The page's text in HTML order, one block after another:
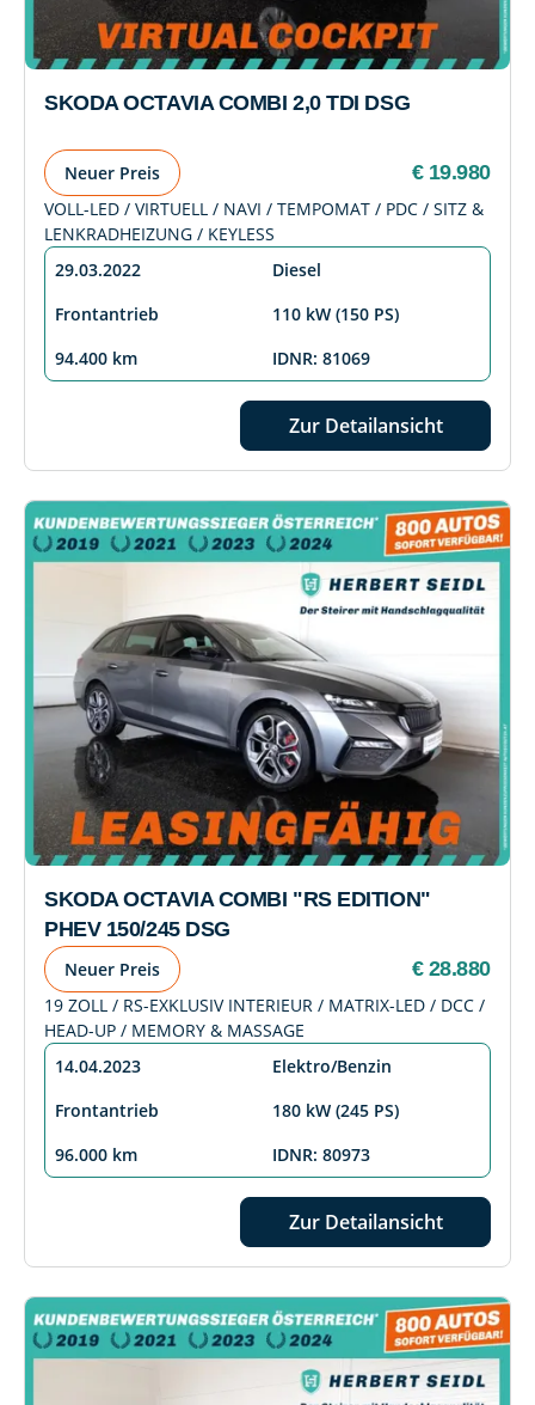
SKODA OCTAVIA COMBI 2,0 TDI DSG
Neuer Preis € 19.980
VOLL-LED / VIRTUELL / NAVI / TEMPOMAT / PDC / SITZ &
LENKRADHEIZUNG / KEYLESS
29.03.2022
Diesel
Frontantrieb
110 kW (150 PS)
94.400 km
IDNR: 81069
Zur Detailansicht
SKODA OCTAVIA COMBI "RS EDITION"
PHEV 150/245 DSG
Neuer Preis € 28.880
19 ZOLL / RS-EXKLUSIV INTERIEUR / MATRIX-LED / DCC /
HEAD-UP / MEMORY & MASSAGE
14.04.2023
Elektro/Benzin
Frontantrieb
180 kW (245 PS)
96.000 km
IDNR: 80973
Zur Detailansicht